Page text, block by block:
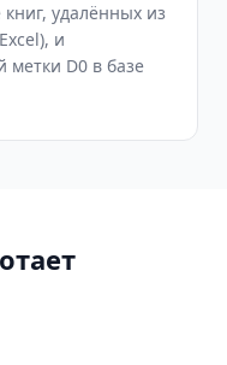
удалённых из
и
метки D0 в базе